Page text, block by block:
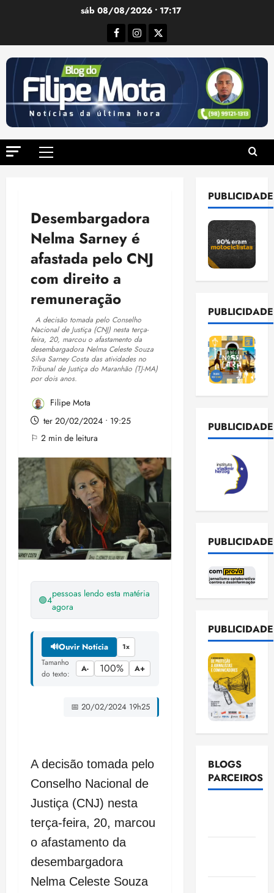
sáb 08/08/2026 • 17:17
Facebook
Instagram
Twitter
Menu
Desembargadora
Nelma Sarney é
afastada pelo CNJ
com direito a
remuneração
A decisão tomada pelo Conselho
Nacional de Justiça (CNJ) nesta terça-
feira, 20, marcou o afastamento da
desembargadora Nelma Celeste Souza
Silva Sarney Costa das atividades no
Tribunal de Justiça do Maranhão (TJ-MA)
por dois anos.
Filipe Mota
ter 20/02/2024 • 19:25
⚐ 2 min de leitura
🟢4
pessoas lendo esta matéria
agora
🔊Ouvir Notícia 1x
Tamanho
do texto:
A- 100% A+
📅 20/02/2024 19h25
A decisão tomada pelo
Conselho Nacional de
Justiça (CNJ) nesta
terça-feira, 20, marcou
o afastamento da
desembargadora
Nelma Celeste Souza
PUBLICIDADE
PUBLICIDADE
PUBLICIDADE
PUBLICIDADE
PUBLICIDADE
BLOGS
PARCEIROS